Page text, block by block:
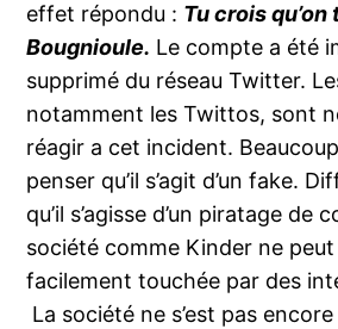
effet répondu : Tu crois qu’on
Bougnioule. Le compte a été
supprimé du réseau Twitter.
notamment les Twittos, sont
réagir a cet incident.
penser qu’il s’agit d’un fake.
qu’il s’agisse d’un piratage de
société comme Kinder ne
facilement touchée par des
La société ne s’est pas